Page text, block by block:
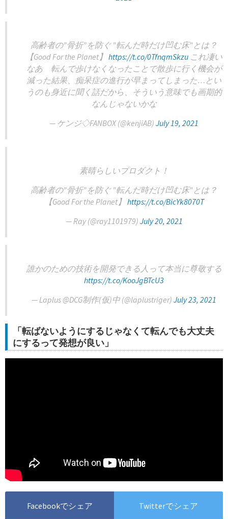
高齢者の”骨折”を防ぐ "転んだ時だけ凹む床"とは？
【Good For the Planet】 https://t.co/0TfnqmSkzu これ凄い
なあ 転んで歩けなくなったことで散歩に行く機会が
減った結果、痴呆症の進行が早まってしまった…とい
うのも身近に聞く話だから、そういう意味でも画期的
なんじゃないかな
— ケンジ◇FANBOX (@kenjiAB) July 19, 2021
素晴らしいプロダクト！
高齢者の”骨折”を防ぐ "転んだ時だけ凹む床"とは？
【Good For the Planet】 https://t.co/BicYk8070T
— Ray (@ray1101979) July 20, 2021
誰かのための技術を開発できる人って本当に尊敬する
https://t.co/KooJgBTcU3
— Laplus @DCG制作(仮)中 (@laplustriger) July 23, 2021
「転ばないようにするじゃなくて転んでも大丈夫
にするって発想が良い」
Facebookでシェア Twitterでシェア